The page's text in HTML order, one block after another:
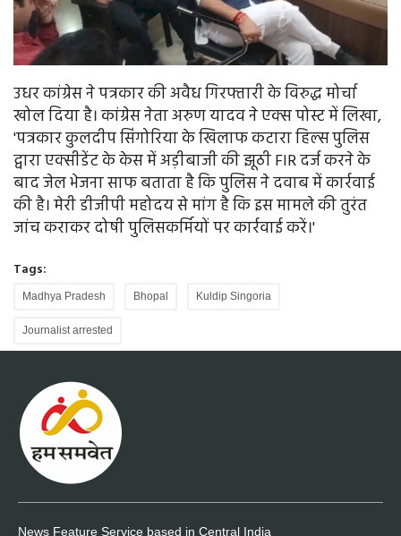
उधर कांग्रेस ने पत्रकार की अवैध गिरफ्तारी के विरुद्ध मोर्चा
खोल दिया है। कांग्रेस नेता अरुण यादव ने एक्स पोस्ट में लिखा,
'पत्रकार कुलदीप सिंगोरिया के खिलाफ कटारा हिल्स पुलिस
द्वारा एक्सीडेंट के केस में अड़ीबाजी की झूठी FIR दर्ज करने के
बाद जेल भेजना साफ बताता है कि पुलिस ने दवाब में कार्रवाई
की है। मेरी डीजीपी महोदय से मांग है कि इस मामले की तुरंत
जांच कराकर दोषी पुलिसकर्मियों पर कार्रवाई करें।'
Tags:
Madhya Pradesh Bhopal Kuldip Singoria
Journalist arrested
News Feature Service based in Central India